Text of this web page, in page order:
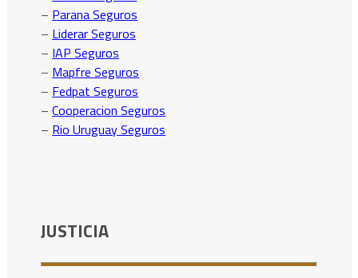
– Parana Seguros
– Liderar Seguros
– IAP Seguros
– Mapfre Seguros
– Fedpat Seguros
–Cooperacion Seguros
– Rio Uruguay Seguros
JUSTICIA